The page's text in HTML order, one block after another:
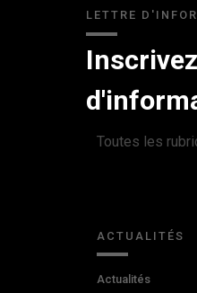
LETTRE
Toutes les
ACTUALITÉS
Actualités